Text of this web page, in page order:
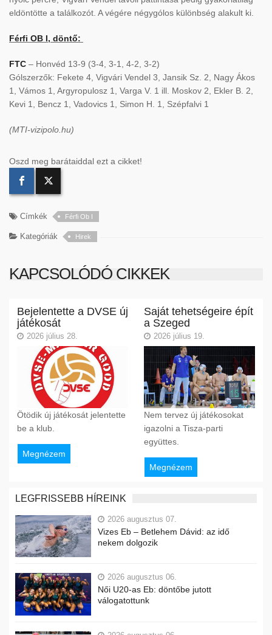
eldöntötte a találkozót. A végére négygólos különbség alakult ki.
Férfi OB I, döntő:
FTC – Honvéd 13-9 (3-4, 3-1, 4-2, 3-2)
Gólszerzők: Fekete 4, Vigvári Vendel 3, Jansik Sz. 2, Nagy Ákos
1, Vámos 1, Argyropulosz 1, Varga V. 1 ill. Moskov 2, Ekler B. 2,
Kevi 1, Bencz 1, Vadovics 1, Simon H. 1, Szépfalvi 1
(MTI-vizipolo.hu)
Oszd meg barátaiddal ezt a cikket!
Címkék Férfi Ob I
Kategóriák Hirek
KAPCSOLÓDÓ CIKKEK
Bejelentette a DVSE új
játékosát
2026 július 28.
Ötödik új játékosát jelentette
be a klub.
Megnézem
Saját tehetségeire épít
a Szeged
2026 július 19.
Nem tervez új játékosokat
igazolni a Tisza-parti
együttes.
Megnézem
LEGFRISSEBB HÍREINK
2026 augusztus 07.
Vizes Eb – Betlehem Dávid: az idő
nekem dolgozik
2026 augusztus 06.
Női U20-as Eb: döntőbe jutott
válogatottunk